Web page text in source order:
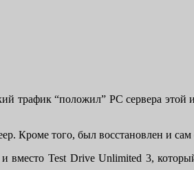
трафик “положил” PC сервера этой
Кроме того, был восстановлен и
вместо Test Drive Unlimited 3,